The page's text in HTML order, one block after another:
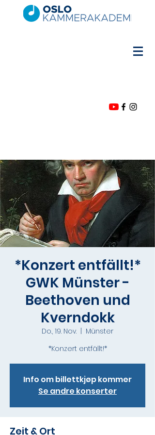
*Konzert entfällt!*
GWK Münster -
Beethoven und
Kverndokk
Do., 19. Nov.
Münster
*Konzert entfällt!*
Info om billettkjøp kommer
Se andre konserter
Zeit & Ort